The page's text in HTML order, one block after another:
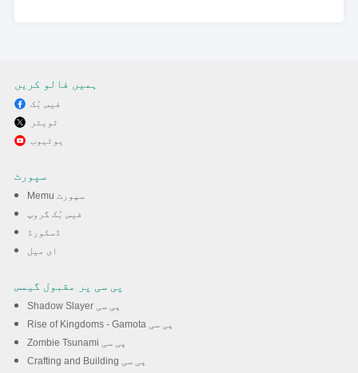
ہمیں فالو کریں
فیس بُک
ٹویٹر
یوٹیوب
سپورٹ
Memu سپورٹ
فیس بُک گروپ
ڈسکورڈ
ای میل
پی سی پر مقبول گیمس
Shadow Slayer پی سی
Rise of Kingdoms - Gamota پی سی
Zombie Tsunami پی سی
Crafting and Building پی سی